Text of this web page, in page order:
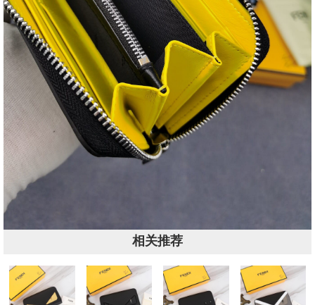
相关推荐